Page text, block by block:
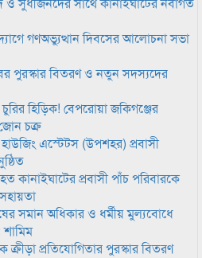
গণঅভ্যুত্থান দিবসের আলোচনা সভা
পুরস্কার বিতরণ ও নতুন সদস্যদের
হিড়িক! বেপরোয়া জকিগঞ্জের
চক্র
এস্টেটস (উপশহর) প্রবাসী
কানাইঘাটের প্রবাসী পাঁচ পরিবারকে
সমান অধিকার ও ধর্মীয় মুল্যবোধে
ক্রীড়া প্রতিযোগিতার পুরস্কার বিতরণ